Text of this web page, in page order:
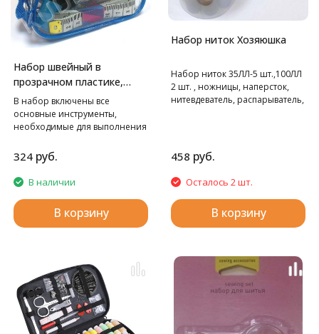
Набор швейный в
прозрачном пластике,
дорожный Hemline
В набор включены все
основные инструменты,
необходимые для выполнения
324 руб.
В наличии
В корзину
Набор ниток Хозяюшка
Набор ниток 35ЛЛ-5 шт.,100ЛЛ
2 шт. , ножницы, наперсток,
нитевдеватель, распарыватель,
458 руб.
Осталось 2 шт.
В корзину